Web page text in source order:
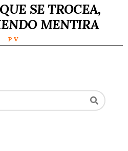
SE TROCEA,
MENTIRA
P V